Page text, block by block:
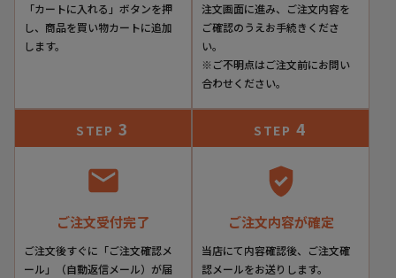
「カートに入れる」ボタンを押
し、商品を買い物カートに追加
します。
注文画面に進み、ご注文内容を
ご確認のうえお手続きくださ
い。
※ご不明点はご注文前にお問い
合わせください。
STEP 3
ご注文受付完了
ご注文後すぐに「ご注文確認メ
ール」（自動返信メール）が届
STEP 4
ご注文内容が確定
当店にて内容確認後、ご注文確
認メールをお送りします。